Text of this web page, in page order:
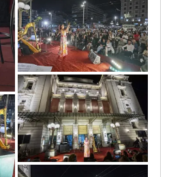
sif_1211
sif_1173